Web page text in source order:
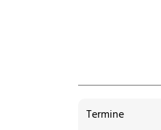
Termine